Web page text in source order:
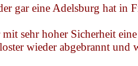
gar eine Adelsburg hat in
mit sehr hoher Sicherheit
wieder abgebrannt und